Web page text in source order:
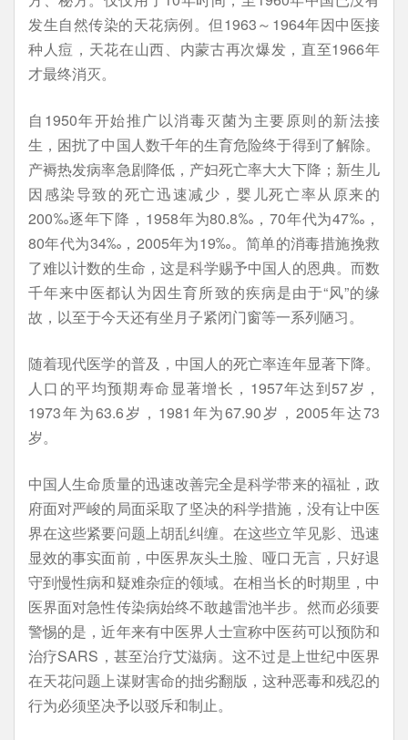
发生自然传染的天花病例。但1963～1964年因中医接
种人痘，天花在山西、内蒙古再次爆发，直至1966年
才最终消灭。
自1950年开始推广以消毒灭菌为主要原则的新法接
生，困扰了中国人数千年的生育危险终于得到了解除。
产褥热发病率急剧降低，产妇死亡率大大下降；新生儿
因感染导致的死亡迅速减少，婴儿死亡率从原来的
200‰逐年下降，1958年为80.8‰，70年代为47‰，
80年代为34‰，2005年为19‰。简单的消毒措施挽救
了难以计数的生命，这是科学赐予中国人的恩典。而数
千年来中医都认为因生育所致的疾病是由于“风”的缘
故，以至于今天还有坐月子紧闭门窗等一系列陋习。
随着现代医学的普及，中国人的死亡率连年显著下降。
人口的平均预期寿命显著增长，1957年达到57岁，
1973年为63.6岁，1981年为67.90岁，2005年达73
岁。
中国人生命质量的迅速改善完全是科学带来的福祉，政
府面对严峻的局面采取了坚决的科学措施，没有让中医
界在这些紧要问题上胡乱纠缠。在这些立竿见影、迅速
显效的事实面前，中医界灰头土脸、哑口无言，只好退
守到慢性病和疑难杂症的领域。在相当长的时期里，中
医界面对急性传染病始终不敢越雷池半步。然而必须要
警惕的是，近年来有中医界人士宣称中医药可以预防和
治疗SARS，甚至治疗艾滋病。这不过是上世纪中医界
在天花问题上谋财害命的拙劣翻版，这种恶毒和残忍的
行为必须坚决予以驳斥和制止。